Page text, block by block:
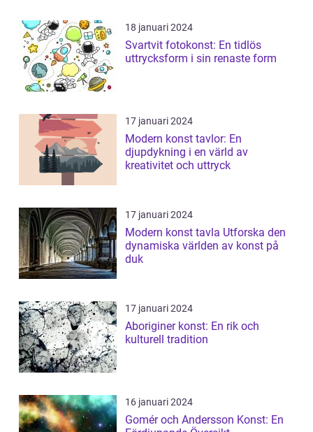
18 januari 2024
Svartvit fotokonst: En tidlös
uttrycksform i sin renaste form
17 januari 2024
Modern konst tavlor: En
djupdykning i en värld av
kreativitet och uttryck
17 januari 2024
Modern konst tavla Utforska den
dynamiska världen av konst på
duk
17 januari 2024
Aboriginer konst: En rik och
kulturell tradition
16 januari 2024
Gomér och Andersson Konst: En